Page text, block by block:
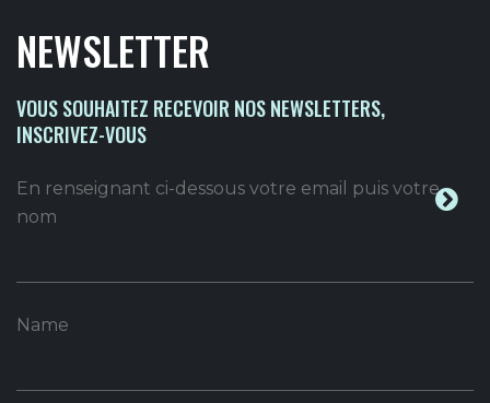
NEWSLETTER
VOUS SOUHAITEZ RECEVOIR NOS NEWSLETTERS,
INSCRIVEZ-VOUS
En renseignant ci-dessous votre email puis votre
nom
Name